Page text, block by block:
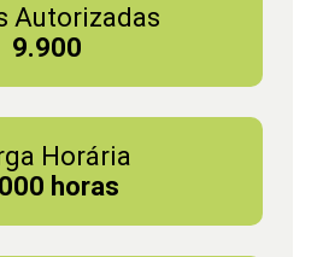
Autorizadas
9.900
Horária
horas